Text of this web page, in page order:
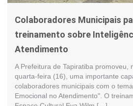
Colaboradores Municipais
treinamento sobre
Atendimento
A Prefeitura de Tapiratiba promoveu,
quarta-feira (16), uma importante
colaboradores municipais com o
Emocional no Atendimento". O